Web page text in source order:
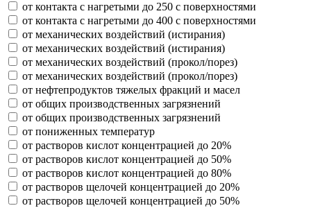
от контакта с нагретыми до 250 с поверхностями
от контакта с нагретыми до 400 с поверхностями
от механических воздействий (истирания)
от механических воздействий (истирания)
от механических воздействий (прокол/порез)
от механических воздействий (прокол/порез)
от нефтепродуктов тяжелых фракций и масел
от общих производственных загрязнений
от общих производственных загрязнений
от пониженных температур
от растворов кислот концентрацией до 20%
от растворов кислот концентрацией до 50%
от растворов кислот концентрацией до 80%
от растворов щелочей концентрацией до 20%
от растворов щелочей концентрацией до 50%